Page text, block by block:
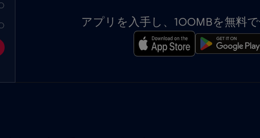
アプリを入手し、100MBを無料